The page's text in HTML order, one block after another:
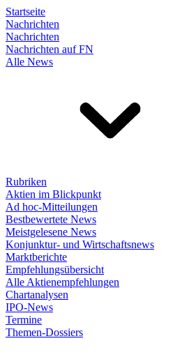
Startseite
Nachrichten
Nachrichten
Nachrichten auf FN
Alle News
Rubriken
Aktien im Blickpunkt
Ad hoc-Mitteilungen
Bestbewertete News
Meistgelesene News
Konjunktur- und Wirtschaftsnews
Marktberichte
Empfehlungsübersicht
Alle Aktienempfehlungen
Chartanalysen
IPO-News
Termine
Themen-Dossiers